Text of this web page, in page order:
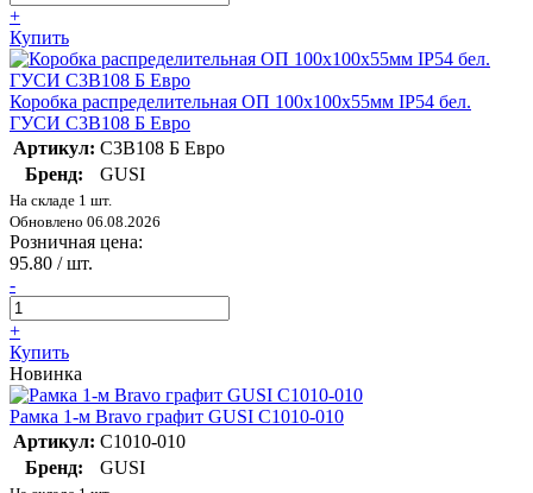
+
Купить
Коробка распределительная ОП 100х100х55мм IP54 бел.
ГУСИ С3В108 Б Евро
Артикул: С3В108 Б Евро
Бренд:
GUSI
На складе 1 шт.
Обновлено 06.08.2026
Розничная цена:
95.80 / шт.
-
+
Купить
Новинка
Рамка 1-м Bravo графит GUSI С1010-010
Артикул: С1010-010
Бренд:
GUSI